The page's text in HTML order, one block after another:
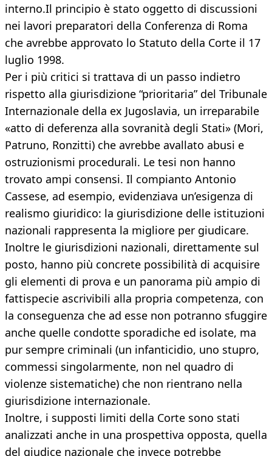
interno.Il principio è stato oggetto di discussioni
nei lavori preparatori della Conferenza di Roma
che avrebbe approvato lo Statuto della Corte il 17
luglio 1998.
Per i più critici si trattava di un passo indietro
rispetto alla giurisdizione “prioritaria” del Tribunale
Internazionale della ex Jugoslavia, un irreparabile
«atto di deferenza alla sovranità degli Stati» (Mori,
Patruno, Ronzitti) che avrebbe avallato abusi e
ostruzionismi procedurali. Le tesi non hanno
trovato ampi consensi. Il compianto Antonio
Cassese, ad esempio, evidenziava un’esigenza di
realismo giuridico: la giurisdizione delle istituzioni
nazionali rappresenta la migliore per giudicare.
Inoltre le giurisdizioni nazionali, direttamente sul
posto, hanno più concrete possibilità di acquisire
gli elementi di prova e un panorama più ampio di
fattispecie ascrivibili alla propria competenza, con
la conseguenza che ad esse non potranno sfuggire
anche quelle condotte sporadiche ed isolate, ma
pur sempre criminali (un infanticidio, uno stupro,
commessi singolarmente, non nel quadro di
violenze sistematiche) che non rientrano nella
giurisdizione internazionale.
Inoltre, i supposti limiti della Corte sono stati
analizzati anche in una prospettiva opposta, quella
del giudice nazionale che invece potrebbe